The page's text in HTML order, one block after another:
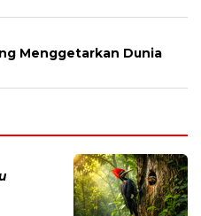
Menggetarkan Dunia